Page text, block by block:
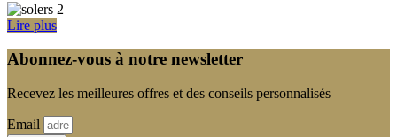
Lire plus
Abonnez-vous à notre newsletter
Recevez les meilleures offres et des conseils personnalisés
Email